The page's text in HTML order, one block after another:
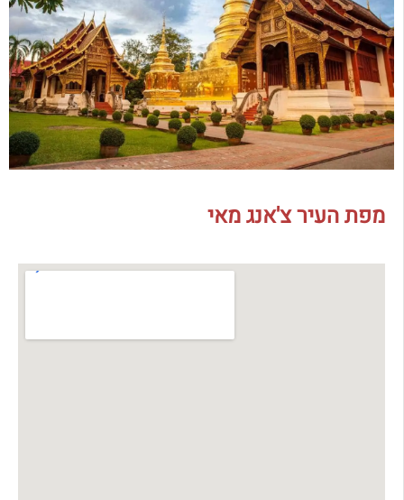
מפת העיר צ'אנג מאי